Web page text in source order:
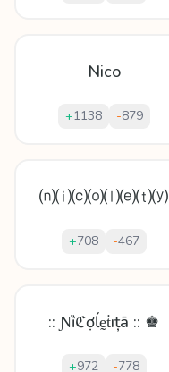
Nico
+1138 -879
⒩⒤⒞⒪⒧⒠⒯⒴
+708 -467
:: Ɲȉℭợĺḛṫıțā :: ♚
+972 -778